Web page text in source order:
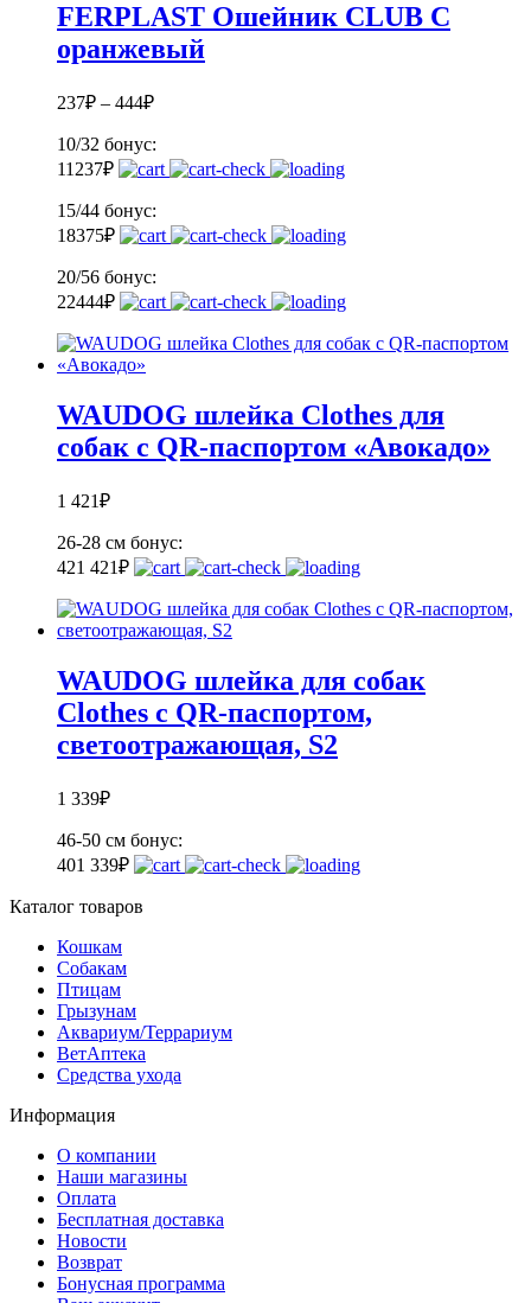
FERPLAST Ошейник CLUB C
оранжевый
237₽ – 444₽
10/32 бонус:
11 237₽
15/44 бонус:
18375₽
20/56 бонус:
22444₽
WAUDOG шлейка Clothes для
собак с QR-паспортом «Авокадо»
1 421₽
26-28 см бонус:
421 421₽
WAUDOG шлейка для собак
Clothes с QR-паспортом,
светоотражающая, S2
1 339₽
46-50 см бонус:
401 339₽
Каталог товаров
Кошкам
Собакам
Птицам
Грызунам
Аквариум/Террариум
ВетАптека
Средства ухода
Информация
О компании
Наши магазины
Оплата
Бесплатная доставка
Новости
Возврат
Бонусная программа